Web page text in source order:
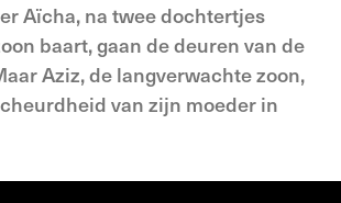
Aïcha, na twee dochtertjes
baart, gaan de deuren van de
Aziz, de langverwachte zoon,
van zijn moeder in